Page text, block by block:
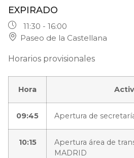
EXPIRADO
11:30 - 16:00
Paseo de la Castellana
Horarios provisionales
Hora
09:45 Apertura de
10:15
Apertura área de
MADRID